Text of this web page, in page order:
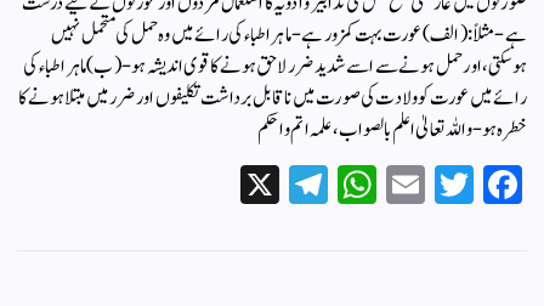
ہے- مثلاً:(الف) عورت بہت کمزور ہے- ماہر اطباء کی رائے میں وہ حمل کی متحمل نہیں
ہوسکتی، اور حمل ہونے سے اسے شدید ضرر لاحق ہونے کا قوی اندیشہ ہو-(ب) ماہر اطباء کی
رائے میں عورت کو ولادت کی صورت میں نا قابل برداشت تکلیفوں اور ضرر میں مبتلا ہونے کا
خطرہ ہو-واللہ تعالیٰ اعلم بالصواب، علمہ اتم و احکم
Fa
ce
T
wi
E
m
W
ha
Te
le